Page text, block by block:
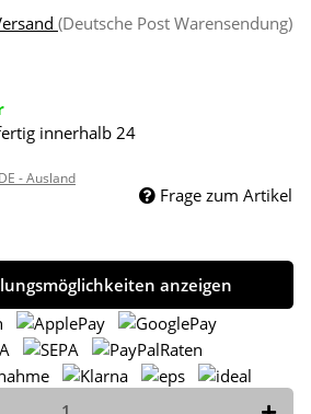
(Deutsche Post Warensendung)
innerhalb 24
- Ausland
Frage zum Artikel
anzeigen